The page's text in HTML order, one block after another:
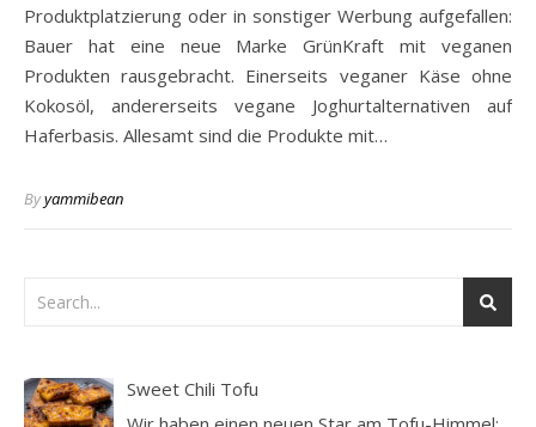
Produktplatzierung oder in sonstiger Werbung aufgefallen:
Bauer hat eine neue Marke GrünKraft mit veganen
Produkten rausgebracht. Einerseits veganer Käse ohne
Kokosöl, andererseits vegane Joghurtalternativen auf
Haferbasis. Allesamt sind die Produkte mit…
Byyammibean
Sweet Chili Tofu